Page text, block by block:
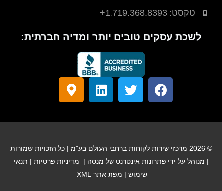
טקסט: ‎+1.719.368.8393
לשכת עסקים טובים יותר ומדיה חברתית:
פ
י
ס
ו
ק
לְ
צַ
צֵ
ל
י
ק
א
י
ן
ס
מ
מ
ה
-
© 2026 מרכזי שירות לקוחות ברחבי העולם בע"מ | כל הזכויות שמורות
| מנוהל על ידי פתרונות אינטרנט של מנסה | מדיניות פרטיות | תנאי
שימוש | מפת אתר XML